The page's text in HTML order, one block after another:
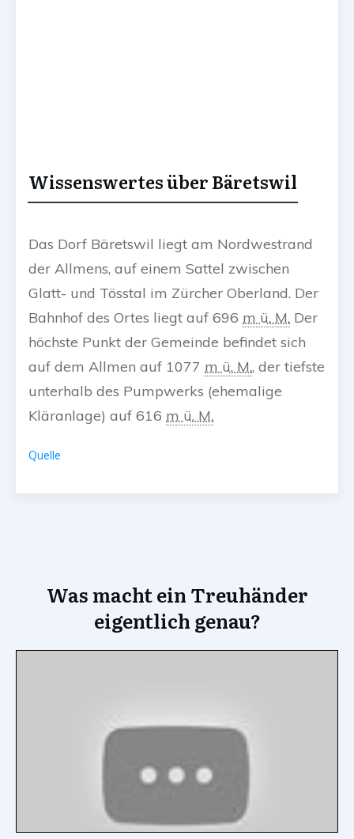
Wissenswertes über Bäretswil
Das Dorf Bäretswil liegt am Nordwestrand
der Allmens, auf einem Sattel zwischen
Glatt- und Tösstal im Zürcher Oberland. Der
Bahnhof des Ortes liegt auf 696 m ü. M. Der
höchste Punkt der Gemeinde befindet sich
auf dem Allmen auf 1077 m ü. M., der tiefste
unterhalb des Pumpwerks (ehemalige
Kläranlage) auf 616 m ü. M.
Quelle
Was macht ein Treuhänder
eigentlich genau?